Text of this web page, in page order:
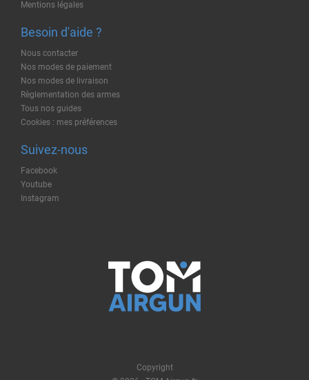
Mentions légales
Besoin d'aide ?
Nous contacter
Nos modes de paiement
Nos modes de livraison
Règlementation des armes
Tous nos guides
Cookies : mes préférences
Suivez-nous
Facebook
Youtube
Instagram
Copyright